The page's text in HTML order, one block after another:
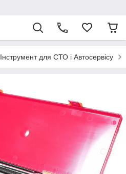
Інструмент для СТО і Автосервісу